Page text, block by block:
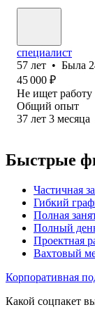
специалист
57 лет • Была
45 000 ₽
Не ищет работу
Общий опыт
37 лет 3 месяца
Быстрые
Частичная
Гибкий
Полная
Полный
Проектная
Вахтовый
Корпоративная
Какой соцпакет